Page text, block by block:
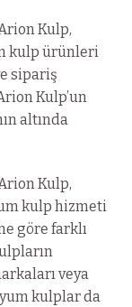
Kulp,
kulp ürünleri
sipariş
Kulp’un
altında
Kulp,
kulp hizmeti
göre farklı
veya
kulplar da